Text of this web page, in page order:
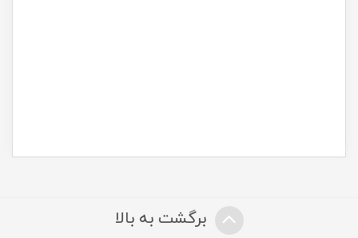
برگشت به بالا